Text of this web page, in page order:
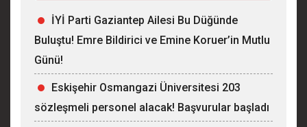
İYİ Parti Gaziantep Ailesi Bu Düğünde
Buluştu! Emre Bildirici ve Emine Koruer’in Mutlu
Günü!
Eskişehir Osmangazi Üniversitesi 203
sözleşmeli personel alacak! Başvurular başladı